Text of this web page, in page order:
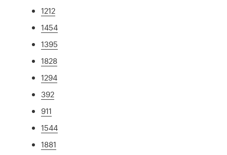
1212
1454
1395
1828
1294
392
911
1544
1881